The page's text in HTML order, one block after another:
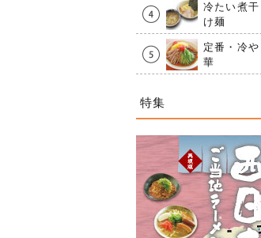
冷たい煮干
け麺
定番・冷や
華
特集